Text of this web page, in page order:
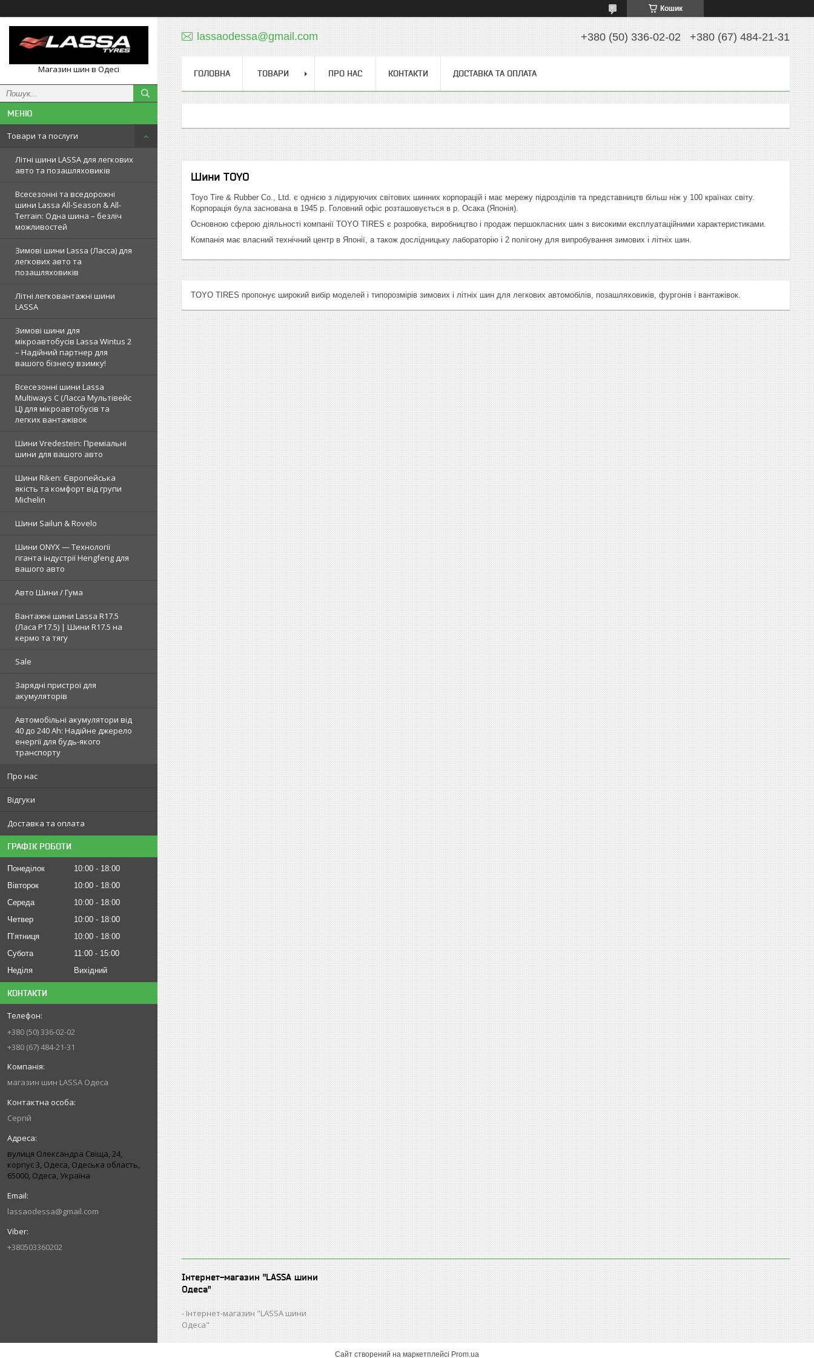
Кошик
Магазин шин в Одесі
Товари та послуги
Літні шини LASSA для легкових
авто та позашляховиків
Всесезонні та вседорожні
шини Lassa All-Season & All-
Terrain: Одна шина – безліч
можливостей
Зимові шини Lassa (Ласса) для
легкових авто та
позашляховиків
Літні легковантажні шини
LASSA
Зимові шини для
мікроавтобусів Lassa Wintus 2
– Надійний партнер для
вашого бізнесу взимку!
Всесезонні шини Lassa
Multiways C (Ласса Мультівейс
Ц) для мікроавтобусів та
легких вантажівок
Шини Vredestein: Преміальні
шини для вашого авто
Шини Riken: Європейська
якість та комфорт від групи
Michelin
Шини Sailun & Rovelo
Шини ONYX — Технології
гіганта індустрії Hengfeng для
вашого авто
Авто Шини / Гума
Вантажні шини Lassa R17.5
(Ласа Р17.5) | Шини R17.5 на
кермо та тягу
Sale
Зарядні пристрої для
акумуляторів
Автомобільні акумулятори від
40 до 240 Ah: Надійне джерело
енергії для будь-якого
транспорту
Про нас
Відгуки
Доставка та оплата
ГРАФІК РОБОТИ
Понеділок 10:00
18:00
Вівторок
10:00
18:00
Середа
10:00
18:00
Четвер
10:00
18:00
Пʼятниця
10:00
18:00
Субота
11:00
15:00
Неділя
Вихідний
КОНТАКТИ
+380 (50) 336-02-02
+380 (67) 484-21-31
магазин шин LASSA Одеса
Сергій
вулиця Олександра Свіща, 24,
корпус 3, Одеса, Одеська область,
65000, Одеса, Україна
lassaodessa@gmail.com
+380503360202
lassaodessa@gmail.com +380 (50) 336-02-02 +380 (67) 484-21-31
ГОЛОВНА ТОВАРИ ПРО НАС КОНТАКТИ ДОСТАВКА ТА ОПЛАТА
Шини TOYO
Toyo Tire & Rubber Co., Ltd. є однією з лідируючих світових шинних корпорацій і має мережу підрозділів та представництв більш ніж у 100 країнах світу.
Корпорація була заснована в 1945 р. Головний офіс розташовується в р. Осака (Японія).
Основною сферою діяльності компанії TOYO ТIRES є розробка, виробництво і продаж першокласних шин з високими експлуатаційними характеристиками.
Компанія має власний технічний центр в Японії, а також дослідницьку лабораторію і 2 полігону для випробування зимових і літніх шин.
TOYO ТIRES пропонує широкий вибір моделей і типорозмірів зимових і літніх шин для легкових автомобілів, позашляховиків, фургонів і вантажівок.
Інтернет-магазин "LASSA шини
Одеса"
Інтернет-магазин "LASSA шини
Одеса"
Сайт створений на маркетплейсі Prom.ua